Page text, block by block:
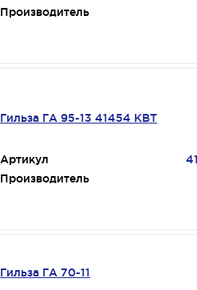
Производитель
Гильза ГА 95-13 41454 КВТ
Артикул
Производитель
Гильза ГА 70-11